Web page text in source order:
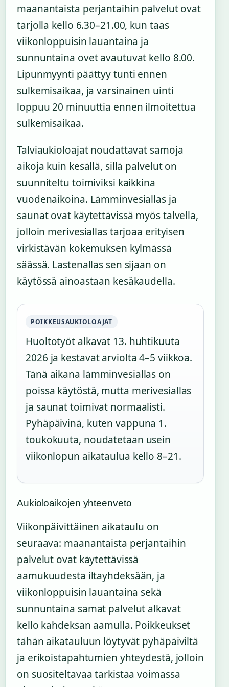
maanantaista perjantaihin palvelut ovat
tarjolla kello 6.30–21.00, kun taas
viikonloppuisin lauantaina ja
sunnuntaina ovet avautuvat kello 8.00.
Lipunmyynti päättyy tunti ennen
sulkemisaikaa, ja varsinainen uinti
loppuu 20 minuuttia ennen ilmoitettua
sulkemisaikaa.
Talviaukioloajat noudattavat samoja
aikoja kuin kesällä, sillä palvelut on
suunniteltu toimiviksi kaikkina
vuodenaikoina. Lämminvesiallas ja
saunat ovat käytettävissä myös talvella,
jolloin merivesiallas tarjoaa erityisen
virkistävän kokemuksen kylmässä
säässä. Lastenallas sen sijaan on
käytössä ainoastaan kesäkaudella.
POIKKEUSAUKIOLOAJAT
Huoltotyöt alkavat 13. huhtikuuta
2026 ja kestavat arviolta 4–5 viikkoa.
Tänä aikana lämminvesiallas on
poissa käytöstä, mutta merivesiallas
ja saunat toimivat normaalisti.
Pyhäpäivinä, kuten vappuna 1.
toukokuuta, noudatetaan usein
viikonlopun aikataulua kello 8–21.
Aukioloaikojen yhteenveto
Viikonpäivittäinen aikataulu on
seuraava: maanantaista perjantaihin
palvelut ovat käytettävissä
aamukuudesta iltayhdeksään, ja
viikonloppuisin lauantaina sekä
sunnuntaina samat palvelut alkavat
kello kahdeksan aamulla. Poikkeukset
tähän aikatauluun löytyvät pyhäpäiviltä
ja erikoistapahtumien yhteydestä, jolloin
on suositeltavaa tarkistaa voimassa